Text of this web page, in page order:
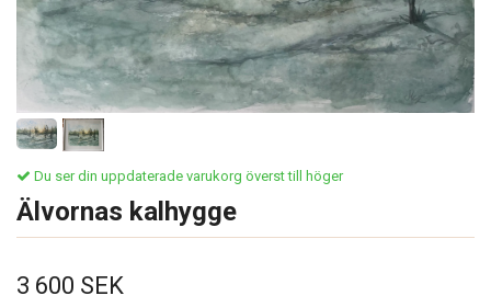
Du ser din uppdaterade varukorg överst till höger
Älvornas kalhygge
3 600 SEK